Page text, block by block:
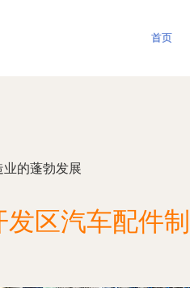
首页
的蓬勃发展
区汽车配件